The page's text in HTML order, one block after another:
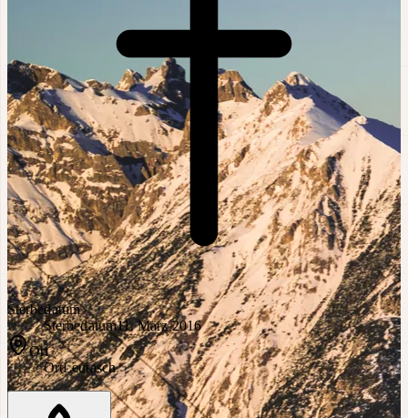
Sterbedatum
Sterbedatum11. März 2016
Ort
OrtLeutasch